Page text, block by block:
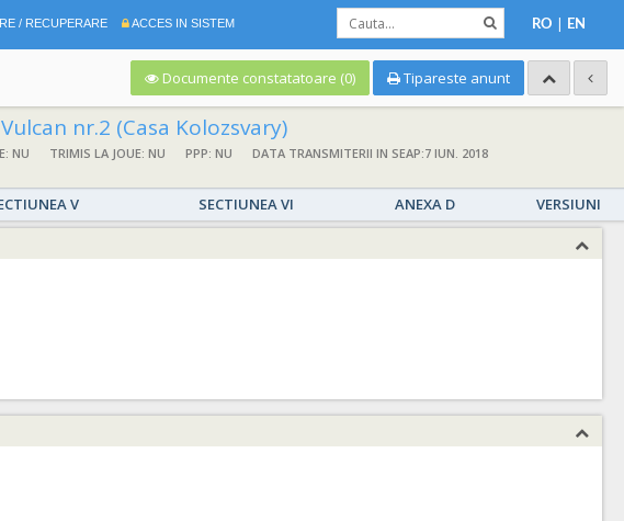
/ RECUPERARE ACCES IN SISTEM RO | EN
Documente constatatoare (0) Tipareste anunt
nr.2 (Casa Kolozsvary)
NU TRIMIS LA JOUE: NU PPP: NU
DATA TRANSMITERII IN SEAP:7 IUN. 2018
V SECTIUNEA VI ANEXA D
VERSIUNI